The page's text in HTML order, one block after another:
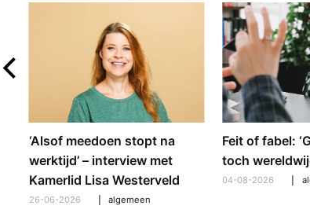
Feit of fabel:
toch
04-08-2026
‘Alsof meedoen stopt na
werktijd’ – interview met
Kamerlid Lisa Westerveld
26-06-2026 algemeen